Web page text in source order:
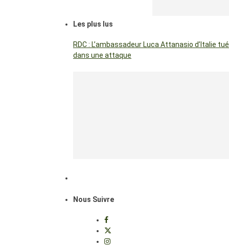
Les plus lus
RDC : L’ambassadeur Luca Attanasio d’Italie tué
dans une attaque
Nous Suivre